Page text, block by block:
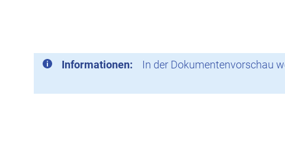
Informationen: In der Dokumentenvorschau